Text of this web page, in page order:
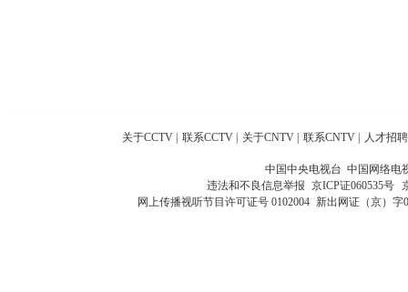
关于CCTV 联系CCTV 关于CNTV 联系CNTV 人才招聘
中国中央电视台 中国网络电
违法和不良信息举报 京ICP证060535号
网上传播视听节目许可证号 0102004 新出网证（京）